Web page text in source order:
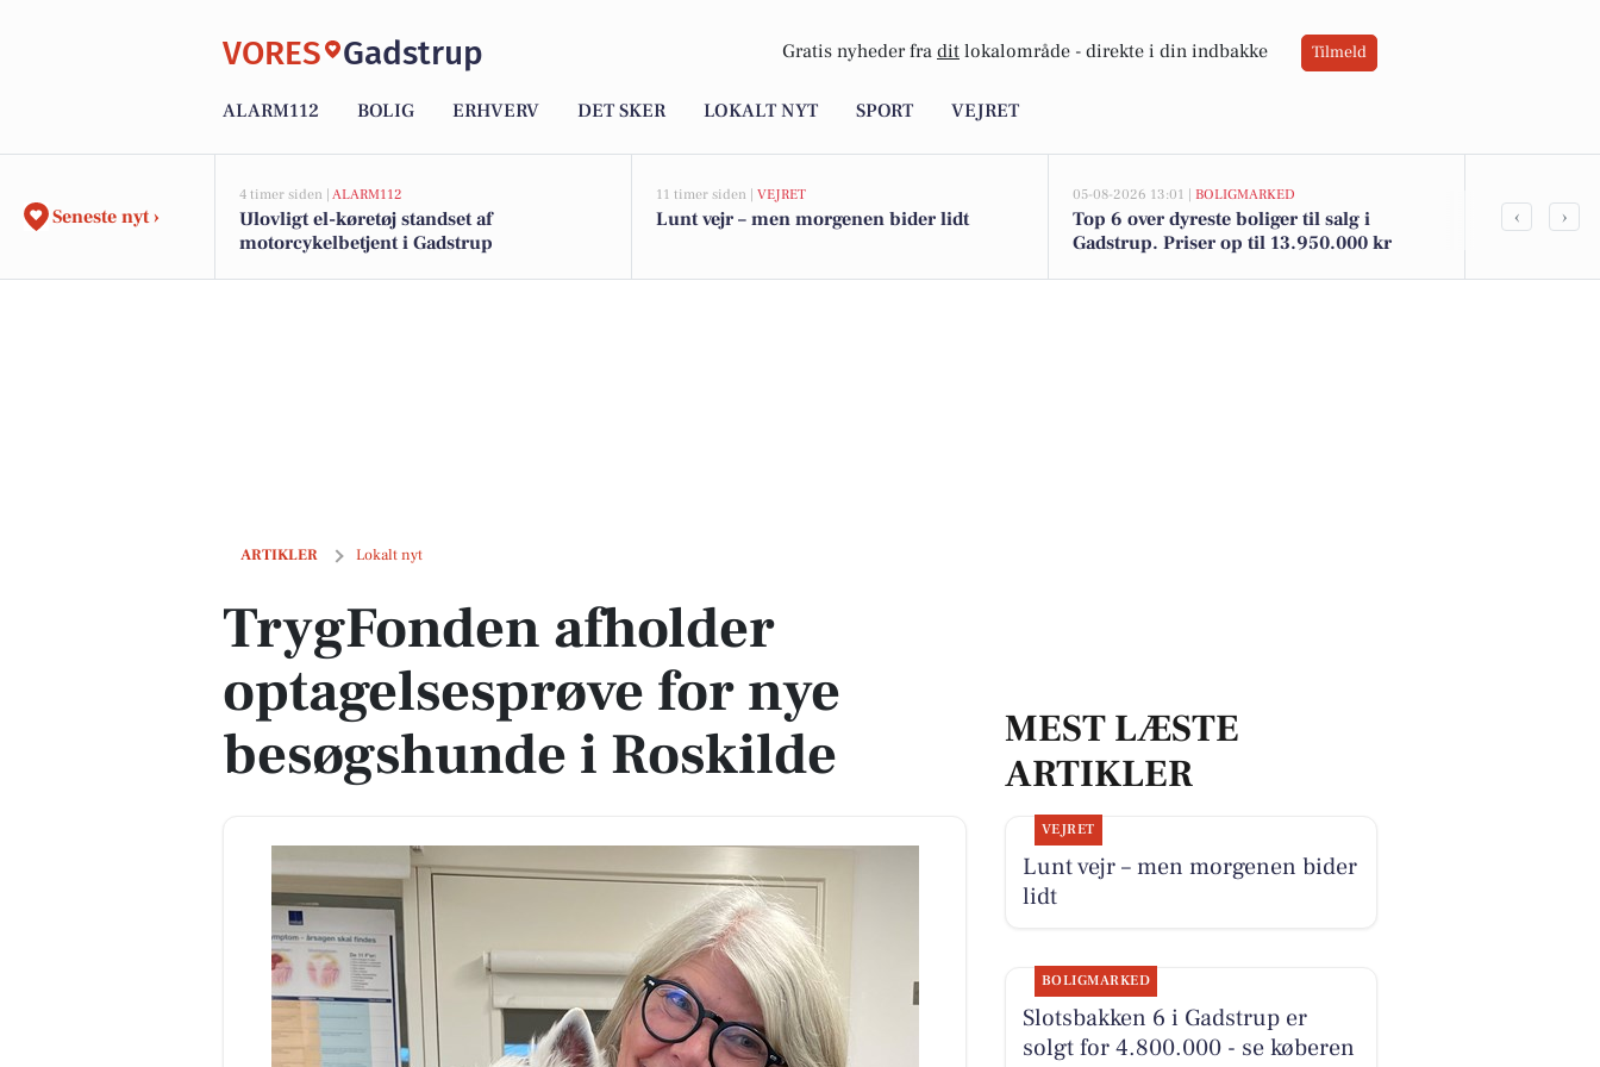
VORES Gadstrup Gratis nyheder fra dit lokalområde - direkte i din indbakke Tilmeld
ALARM112 BOLIG ERHVERV DET SKER LOKALT NYT SPORT VEJRET
Seneste nyt ›
4 timer siden | ALARM112
Ulovligt el-køretøj standset af
motorcykelbetjent i Gadstrup
11 timer siden | VEJRET
Lunt vejr – men morgenen bider lidt
05-08-2026 13:01 | BOLIGMARKED
Top 6 over dyreste boliger til salg i
Gadstrup. Priser op til 13.950.000 kr
Spier PS-
‹ ›
ARTIKLER Lokalt nyt
TrygFonden afholder optagelsesprøve for nye besøgshunde i Roskilde
TrygFonden afholder
optagelsesprøve for nye
besøgshunde i Roskilde
MEST LÆSTE
ARTIKLER
VEJRET
Lunt vejr – men morgenen bider
lidt
BOLIGMARKED
Slotsbakken 6 i Gadstrup er
solgt for 4.800.000 - se køberen